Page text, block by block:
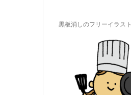
黒板消しのフリーイラスト